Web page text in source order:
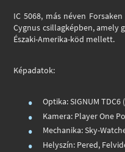
IC 5068, más néven
Cygnus csillagképben, amely
Északi-Amerika-köd mellett.
Képadatok:
Optika: SIGNUM
Kamera: Player One
Mechanika: Sky-
Helyszín: Pered,